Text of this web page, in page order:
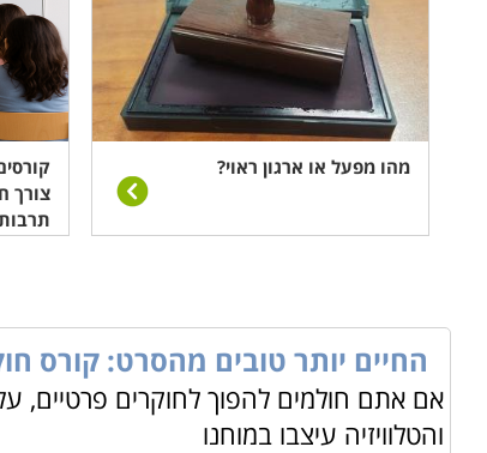
מהו מפעל או ארגון ראוי?
צורך
החיים יותר טובים מהסרט: קורס
אם אתם חולמים להפוך לחוקרים פרטיים,
והטלוויזיה עיצבו במוחנו